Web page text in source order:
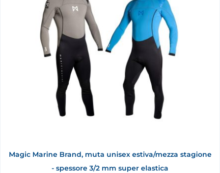
Magic Marine Brand, muta unisex estiva/mezza stagione
- spessore 3/2 mm super elastica